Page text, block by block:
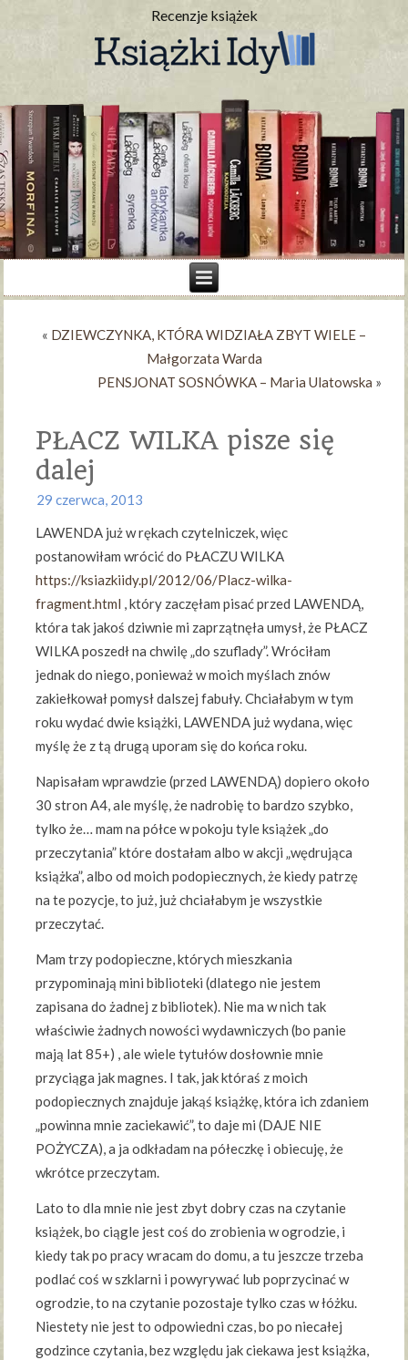
Recenzje książek
« DZIEWCZYNKA, KTÓRA WIDZIAŁA ZBYT WIELE –
Małgorzata Warda
PENSJONAT SOSNÓWKA – Maria Ulatowska »
PŁACZ WILKA pisze się
dalej
29 czerwca, 2013
LAWENDA już w rękach czytelniczek, więc
postanowiłam wrócić do PŁACZU WILKA
https://ksiazkiidy.pl/2012/06/Placz-wilka-
fragment.htm l , który zaczęłam pisać przed LAWENDĄ,
która tak jakoś dziwnie mi zaprzątnęła umysł, że PŁACZ
WILKA poszedł na chwilę „do szuflady”. Wróciłam
jednak do niego, ponieważ w moich myślach znów
zakiełkował pomysł dalszej fabuły. Chciałabym w tym
roku wydać dwie książki, LAWENDA już wydana, więc
myślę że z tą drugą uporam się do końca roku.
Napisałam wprawdzie (przed LAWENDĄ) dopiero około
30 stron A4, ale myślę, że nadrobię to bardzo szybko,
tylko że… mam na półce w pokoju tyle książek „do
przeczytania” które dostałam albo w akcji „wędrująca
książka”, albo od moich podopiecznych, że kiedy patrzę
na te pozycje, to już, już chciałabym je wszystkie
przeczytać.
Mam trzy podopieczne, których mieszkania
przypominają mini biblioteki (dlatego nie jestem
zapisana do żadnej z bibliotek). Nie ma w nich tak
właściwie żadnych nowości wydawniczych (bo panie
mają lat 85+) , ale wiele tytułów dosłownie mnie
przyciąga jak magnes. I tak, jak któraś z moich
podopiecznych znajduje jakąś książkę, która ich zdaniem
„powinna mnie zaciekawić”, to daje mi (DAJE NIE
POŻYCZA), a ja odkładam na półeczkę i obiecuję, że
wkrótce przeczytam.
Lato to dla mnie nie jest zbyt dobry czas na czytanie
książek, bo ciągle jest coś do zrobienia w ogrodzie, i
kiedy tak po pracy wracam do domu, a tu jeszcze trzeba
podlać coś w szklarni i powyrywać lub poprzycinać w
ogrodzie, to na czytanie pozostaje tylko czas w łóżku.
Niestety nie jest to odpowiedni czas, bo po niecałej
godzince czytania, bez względu jak ciekawa jest książka,